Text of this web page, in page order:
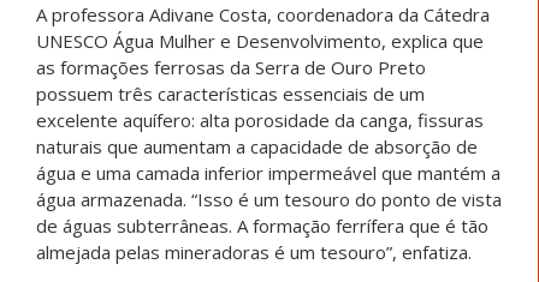
A professora Adivane Costa, coordenadora da Cátedra
UNESCO Água Mulher e Desenvolvimento, explica que
as formações ferrosas da Serra de Ouro Preto
possuem três características essenciais de um
excelente aquífero: alta porosidade da canga, fissuras
naturais que aumentam a capacidade de absorção de
água e uma camada inferior impermeável que mantém a
água armazenada. “Isso é um tesouro do ponto de vista
de águas subterrâneas. A formação ferrífera que é tão
almejada pelas mineradoras é um tesouro”, enfatiza.